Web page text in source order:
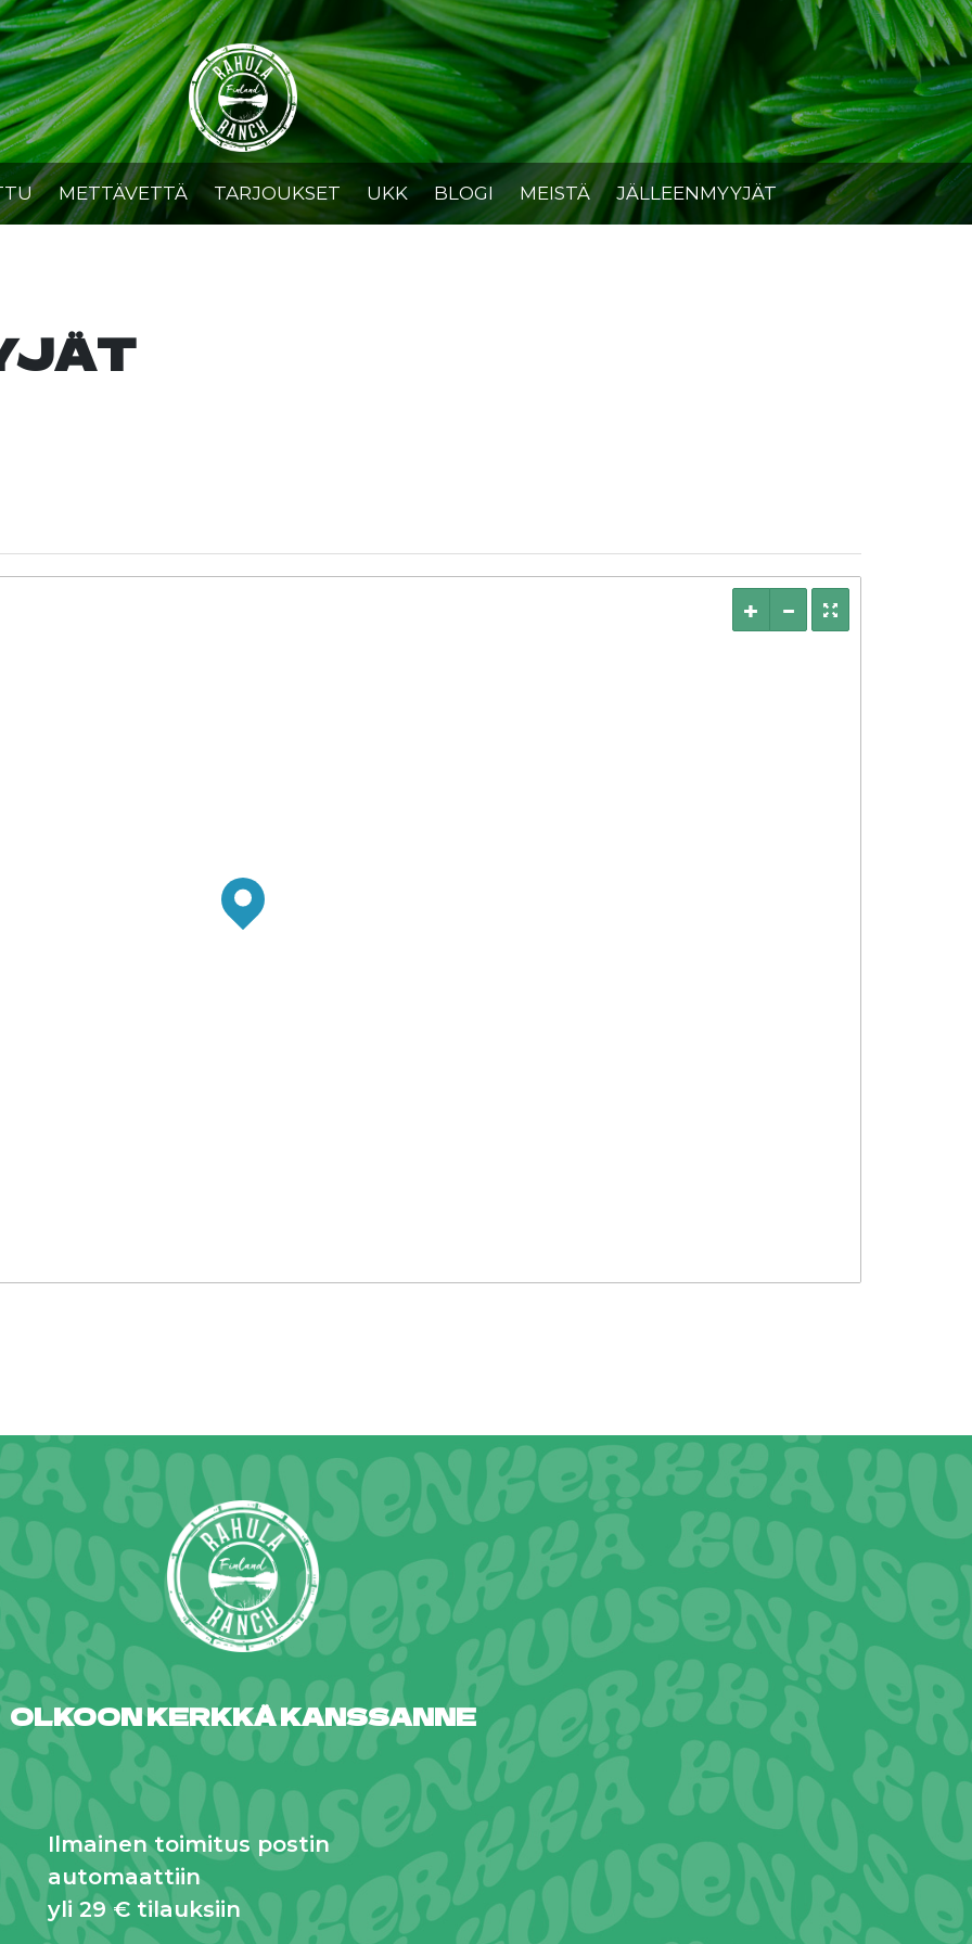
METTÄVETTÄ TARJOUKSET UKK BLOGI MEISTÄ JÄLLEENMYYJÄT
OLKOON KERKKÄ KANSSANNE
Ilmainen toimitus postin
automaattiin
yli 29 € tilauksiin